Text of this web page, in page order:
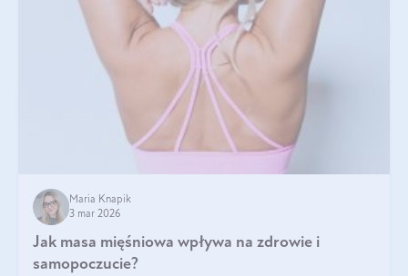
Maria Knapik
3 mar 2026
Jak masa mięśniowa wpływa na zdrowie i
samopoczucie?